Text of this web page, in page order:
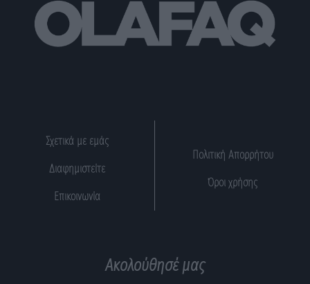
Σχετικά με εμάς
Διαφημιστείτε
Επικοινωνία
Πολιτική Απορρήτου
Όροι χρήσης
Ακολούθησέ μας